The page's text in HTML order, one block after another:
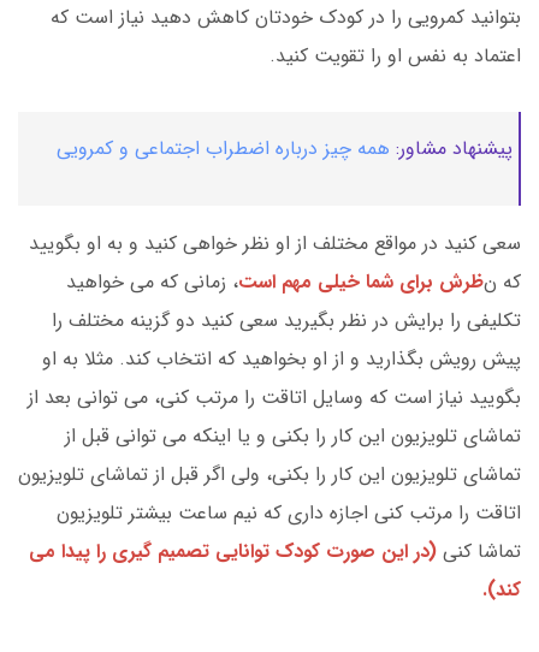
بتوانید کمرویی را در کودک خودتان کاهش دهید نیاز است که
اعتماد به نفس او را تقویت کنید.
پیشنهاد مشاور: همه چیز درباره اضطراب اجتماعی و کمرویی
سعی کنید در مواقع مختلف از او نظر خواهی کنید و به او بگویید
که نظرش برای شما خیلی مهم است، زمانی که می خواهید
تکلیفی را برایش در نظر بگیرید سعی کنید دو گزینه مختلف را
پیش رویش بگذارید و از او بخواهید که انتخاب کند. مثلا به او
بگویید نیاز است که وسایل اتاقت را مرتب کنی، می توانی بعد از
تماشای تلویزیون این کار را بکنی و یا اینکه می توانی قبل از
تماشای تلویزیون این کار را بکنی، ولی اگر قبل از تماشای تلویزیون
اتاقت را مرتب کنی اجازه داری که نیم ساعت بیشتر تلویزیون
تماشا کنی (در این صورت کودک توانایی تصمیم گیری را پیدا می
کند).